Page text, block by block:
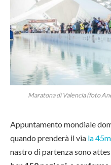
Maratona di Valencia (foto
Appuntamento mondiale
quando prenderà il via la
nastro di partenza sono